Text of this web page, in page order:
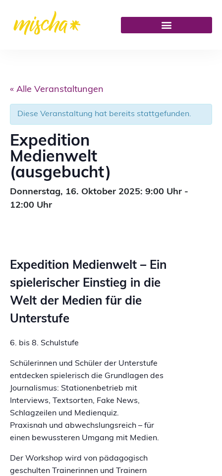
« Alle Veranstaltungen
Diese Veranstaltung hat bereits stattgefunden.
Expedition
Medienwelt
(ausgebucht)
Donnerstag, 16. Oktober 2025: 9:00 Uhr -
12:00 Uhr
Expedition Medienwelt – Ein
spielerischer Einstieg in die
Welt der Medien für die
Unterstufe
6. bis 8. Schulstufe
Schülerinnen und Schüler der Unterstufe
entdecken spielerisch die Grundlagen des
Journalismus: Stationenbetrieb mit
Interviews, Textsorten, Fake News,
Schlagzeilen und Medienquiz.
Praxisnah und abwechslungsreich – für
einen bewussteren Umgang mit Medien.
Der Workshop wird von pädagogisch
geschulten Trainerinnen und Trainern